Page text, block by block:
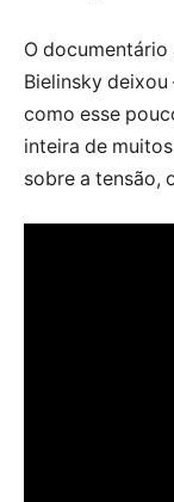
O documentário
Bielinsky
como esse
inteira de
sobre a tensão,